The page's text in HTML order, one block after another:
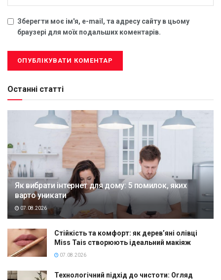
Зберегти моє ім'я, e-mail, та адресу сайту в цьому
браузері для моїх подальших коментарів.
Останні статті
Як вибрати інтернет для дому: 5 помилок, яких
варто уникати
07.08.2026
Стійкість та комфорт: як дерев’яні олівці
Miss Tais створюють ідеальний макіяж
07.08.2026
Технологічний підхід до чистоти: Огляд